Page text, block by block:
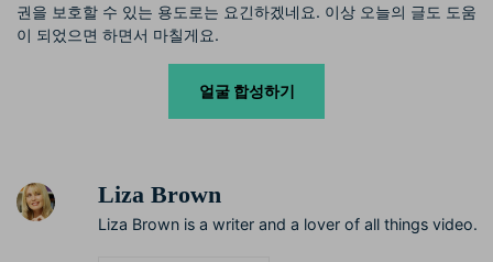
권을 보호할 수 있는 용도로는 요긴하겠네요. 이상 오늘의 글도 도움
이 되었으면 하면서 마칠게요.
얼굴 합성하기
Liza Brown
Liza Brown is a writer and a lover of all things video.